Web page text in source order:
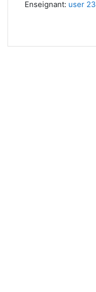
Enseignant: user 23